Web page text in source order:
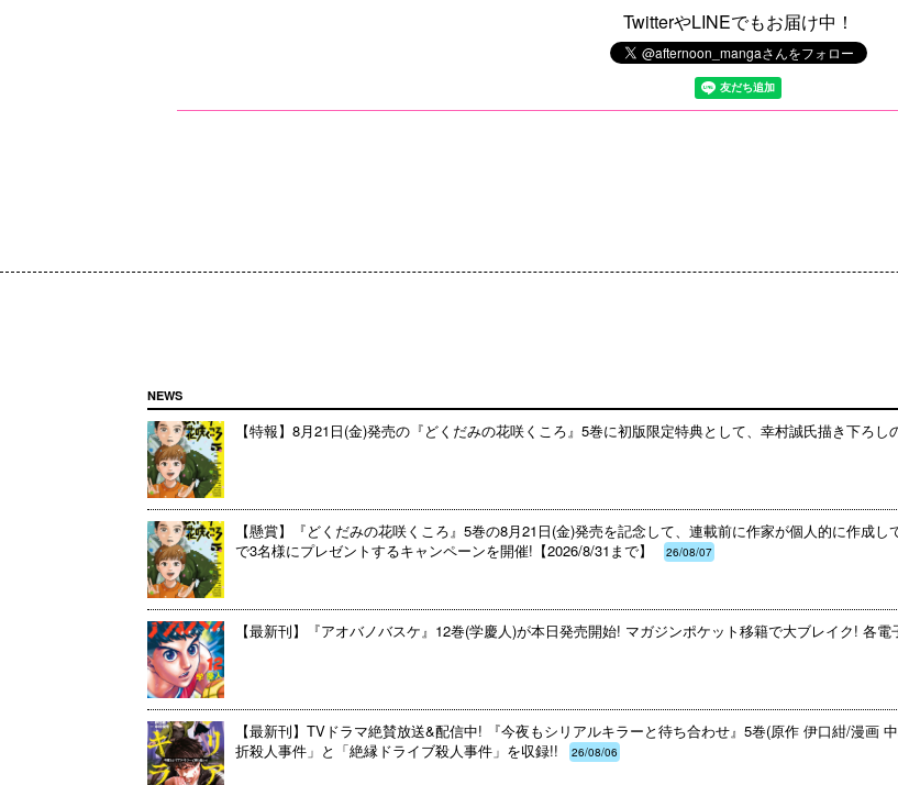
TwitterやLINEでもお届け中！
NEWS
【特報】8月21日(金)発売の『どくだみの花咲くころ』5巻に初版限定特典として、幸村誠氏描き下ろ
【懸賞】『どくだみの花咲くころ』5巻の8月21日(金)発売を記念して、連載前に作家が個人的に作成
で3名様にプレゼントするキャンペーンを開催!【2026/8/31まで】
26/08/07
【最新刊】『アオバノバスケ』12巻(学慶人)が本日発売開始! マガジンポケット移籍で大ブレイク! 各
【最新刊】TVドラマ絶賛放送&配信中! 『今夜もシリアルキラーと待ち合わせ』5巻(原作 伊口紺/漫画
折殺人事件」と「絶縁ドライブ殺人事件」を収録!!
26/08/06